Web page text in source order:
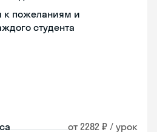
к пожеланиям и
студента
от 2282 ₽ / урок